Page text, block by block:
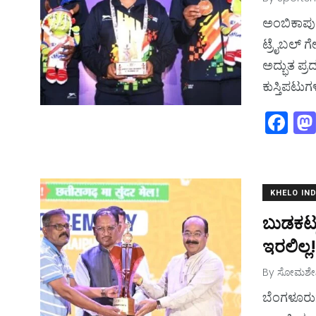
ಟ್ರೈಬಲ್‌
ಅದ್ಭುತ
F
a
e
b
o
o
k
KHELO
ಇರಲಿಲ್ಲ!
By